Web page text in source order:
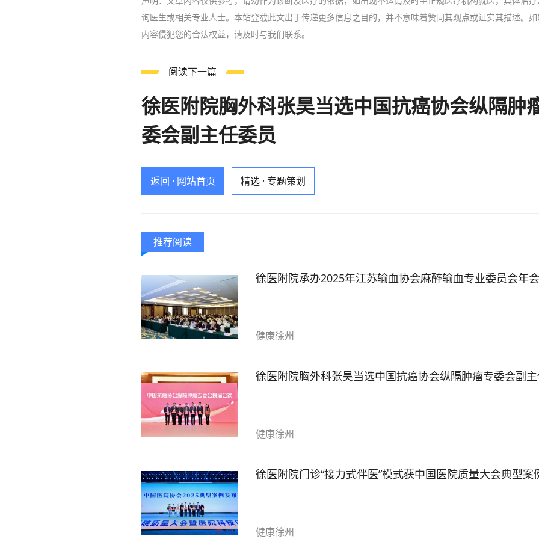
询医生或相关专业人士。本站登载此文出于传递更多信息之目的，并不意味着赞同其观点或证实其描述。
内容侵犯您的合法权益，请及时与我们联系。
阅读下一篇
徐医附院胸外科张昊当选中国抗癌协会纵隔肿
委会副主任委员
返回 · 网站首页 精选 · 专题策划
推荐阅读
徐医附院承办2025年江苏输血协会麻醉输血专业委员会年会
健康徐州
徐医附院胸外科张昊当选中国抗癌协会纵隔肿瘤专委会副
健康徐州
徐医附院门诊“接力式伴医”模式获中国医院质量大会典型案
健康徐州